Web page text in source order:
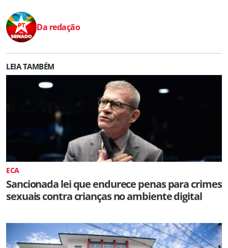
Da redação
LEIA TAMBÉM
ECA
Sancionada lei que endurece penas para crimes
sexuais contra crianças no ambiente digital